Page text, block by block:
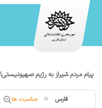
پیام مردم شیراز به رژیم صهیونیستی!
فارس مناسبت ها